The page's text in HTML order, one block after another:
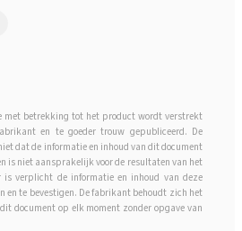
met betrekking tot het product wordt verstrekt
en te goeder trouw gepubliceerd. De
dat de informatie en inhoud van dit document
is niet aansprakelijk voor de resultaten van het
is verplicht de informatie en inhoud van deze
en te bevestigen. De fabrikant behoudt zich het
document op elk moment zonder opgave van